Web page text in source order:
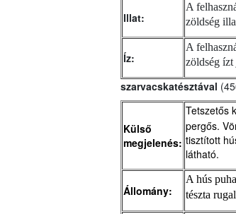
Illat:
A
zöldség
Íz:
A
zöldség
szarvacskatésztával (
Külső
megjelenés:
Tetszetős
pergős.
tisztított
látható.
Állomány:
A hús
tészta